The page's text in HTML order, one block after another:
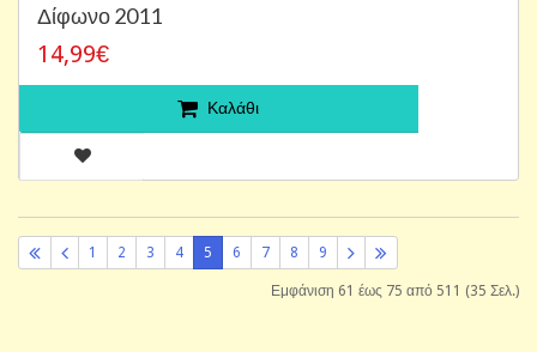
Δίφωνο 2011
14,99€
Καλάθι
1 2 3 4 5 6 7 8 9
Εμφάνιση 61 έως 75 από 511 (35 Σελ.)